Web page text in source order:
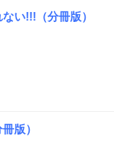
い!!!（分冊版）
版）